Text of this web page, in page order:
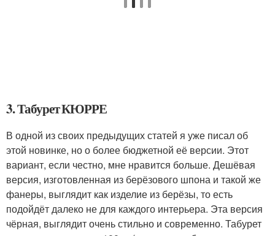
3. Табурет КЮРРЕ
В одной из своих предыдущих статей я уже писал об
этой новинке, но о более бюджетной её версии. Этот
вариант, если честно, мне нравится больше. Дешёвая
версия, изготовленная из берёзового шпона и такой же
фанеры, выглядит как изделие из берёзы, то есть
подойдёт далеко не для каждого интерьера. Эта версия
чёрная, выглядит очень стильно и современно. Табурет